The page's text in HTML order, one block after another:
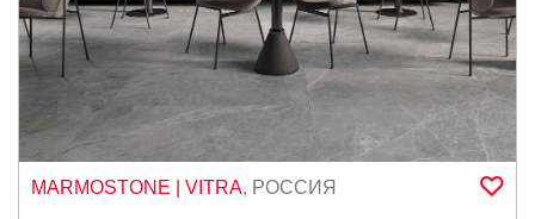
MARMOSTONE | VITRA, РОССИЯ